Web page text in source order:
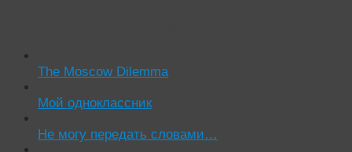
The Moscow Dilemma
Мой одноклассник
Не могу передать словами…